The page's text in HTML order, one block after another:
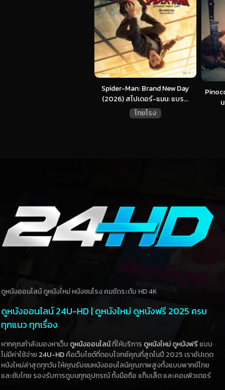
Spider-Man: Brand New Day
(2026) สไปเดอร์-แมน: แบร...
ไทยโรง
ดูหนังออนไลน์ ดูหนังใหม่ หนังชนโรง คมชัดระดับ HD 4K
ดูหนังออนไลน์ 24U-HD | ดูหนังใหม่ ดูหนังฟรี 2025 ครบ
ทุกแนว ทุกเรื่อง
หากคุณกำลังมองหาเว็บ ดูหนังออนไลน์ที่ให้บริการ ดูหนังใหม่ดูหนังฟรีแบบ
ไม่มีค่าใช้จ่าย 24U-HDคือเว็บไซต์ที่ตอบโจทย์คุณที่สุดในปี 2025 เราอัปเดต
หนังใหม่ล่าสุดทุกวัน ให้คุณรับชมหนังออนไลน์คุณภาพสูงทั้งแบบพากย์ไทย
และซับไทย รองรับการดูบนทุกอุปกรณ์ ทั้งมือถือ แท็บเล็ต และคอมพิวเตอร์